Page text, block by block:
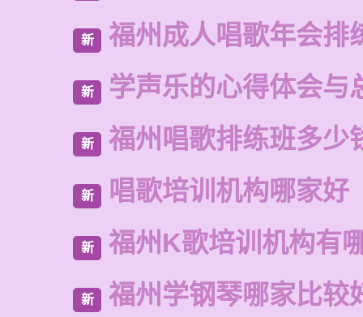
新 福州成人唱歌年会排
新 学声乐的心得体会与
新 福州唱歌排练班多少
新 唱歌培训机构哪家好
新 福州K歌培训机构有
新 福州学钢琴哪家比较